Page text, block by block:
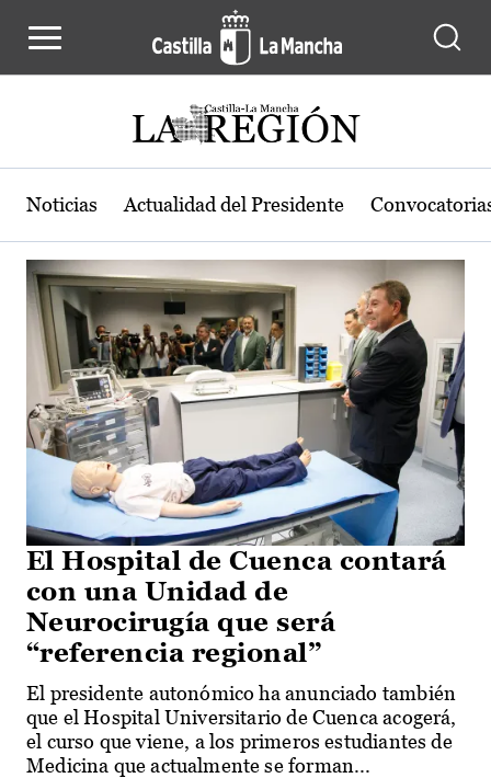
Actualidad de la región de Castilla-
Noticias Actualidad del Presidente
El Hospital de Cuenca contará
con una Unidad de
Neurocirugía que será
“referencia regional”
El presidente autonómico ha anunciado también
que el Hospital Universitario de Cuenca acogerá,
el curso que viene, a los primeros estudiantes de
Medicina que actualmente se forman...